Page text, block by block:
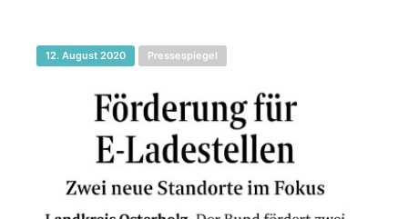
12. August 2020 Pressespiegel